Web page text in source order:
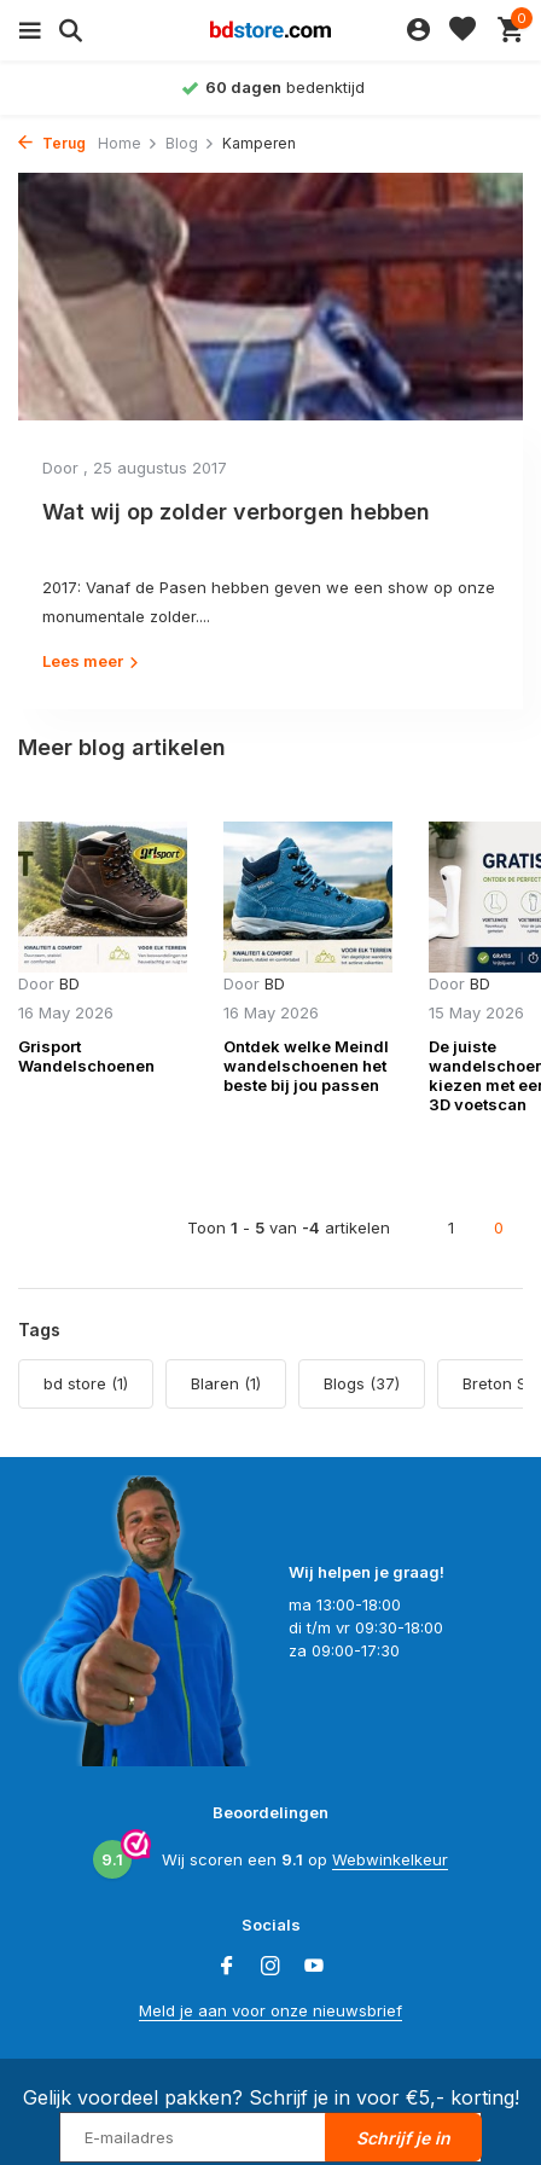
0
60 dagen bedenktijd
Terug Home Blog Kamperen
Door , 25 augustus 2017
Wat wij op zolder verborgen hebben
2017: Vanaf de Pasen hebben geven we een show op onze
monumentale zolder....
Lees meer
Meer blog artikelen
Door BD
16 May 2026
Grisport
Wandelschoenen
Door BD
16 May 2026
Ontdek welke Meindl
wandelschoenen het
beste bij jou passen
Door BD
15 May 2026
De juiste
kiezen met
3D voetscan
Toon 1 - 5 van -4 artikelen 1 0
Tags
bd store (1) Blaren (1) Blogs (37) Breton
Wij helpen je graag!
ma 13:00-18:00
di t/m vr 09:30-18:00
za 09:00-17:30
Beoordelingen
9.1 Wij scoren een 9.1 op Webwinkelkeur
Socials
Meld je aan voor onze nieuwsbrief
Gelijk voordeel pakken? Schrijf je in voor €5,- korting!
Schrijf je in